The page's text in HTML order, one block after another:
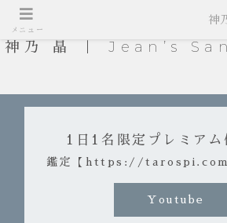
神乃 晶 ｜ Jean’s
1日1名限定プレミアム
鑑定【https://
Youtube
メニュー
神